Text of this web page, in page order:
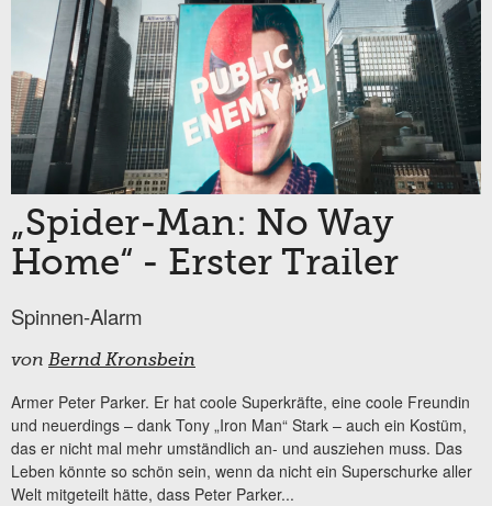
„Spider-Man: No Way
Home“ - Erster Trailer
Spinnen-Alarm
von Bernd Kronsbein
Armer Peter Parker. Er hat coole Superkräfte, eine coole Freundin
und neuerdings – dank Tony „Iron Man“ Stark – auch ein Kostüm,
das er nicht mal mehr umständlich an- und ausziehen muss. Das
Leben könnte so schön sein, wenn da nicht ein Superschurke aller
Welt mitgeteilt hätte, dass Peter Parker...